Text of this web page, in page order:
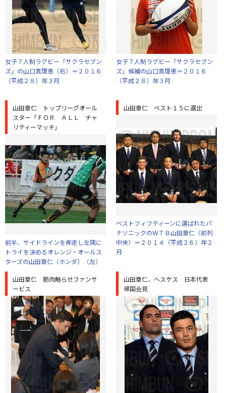
女子７人制ラグビー「サクラセブン
ズ」の山口真理恵（右）＝２０１６
（平成２８）年３月
女子７人制ラグビー「サクラセブン
ズ」候補の山口真理恵＝２０１６
（平成２８）年３月
山田章仁 トップリーグオール
スター「ＦＯＲ ＡＬＬ チャ
リティーマッチ」
前半、サイドラインを疾走し左隅に
トライを決めるオレンジ・オールス
ターズの山田章仁（ホンダ）（左）
山田章仁 ベスト１５に選出
ベストフィフティーンに選ばれたパ
ナソニックのＷＴＢ山田章仁（前列
中央）＝２０１４（平成２６）年２
月
山田章仁 筋肉触らせファンサ
ービス
山田章仁、ヘスケス 日本代表
帰国会見